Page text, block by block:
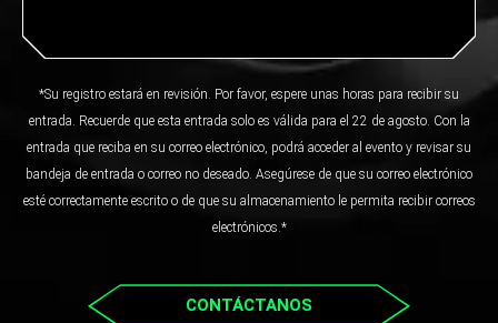
*Su registro estará en revisión. Por favor, espere unas horas para recibir su
entrada. Recuerde que esta entrada solo es válida para el 22 de agosto. Con la
entrada que reciba en su correo electrónico, podrá acceder al evento y revisar su
bandeja de entrada o correo no deseado. Asegúrese de que su correo electrónico
esté correctamente escrito o de que su almacenamiento le permita recibir correos
electrónicos.*
CONTÁCTANOS